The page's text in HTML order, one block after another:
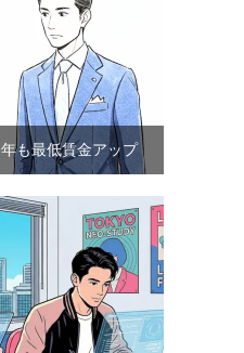
も最低賃金アップ